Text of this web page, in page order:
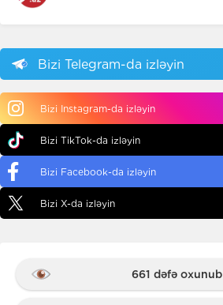
Bizi Telegram-da izləyin
Bizi Instagram-da izləyin
Bizi TikTok-da izləyin
Bizi Facebook-da izləyin
Bizi X-da izləyin
661 dəfə oxunub